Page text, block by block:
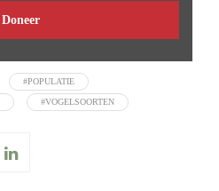
Doneer
#POPULATIE
#VOGELSOORTEN